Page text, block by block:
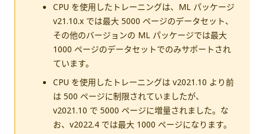
CPU を使用したトレーニングは、ML パッケージ
v21.10.x では最大 5000 ページのデータセット、
その他のバージョンの ML パッケージでは最大
1000 ページのデータセットでのみサポートされ
ています。
CPU を使用したトレーニングは v2021.10 より前
は 500 ページに制限されていましたが、
v2021.10 で 5000 ページに増量されました。な
お、v2022.4 では最大 1000 ページになります。